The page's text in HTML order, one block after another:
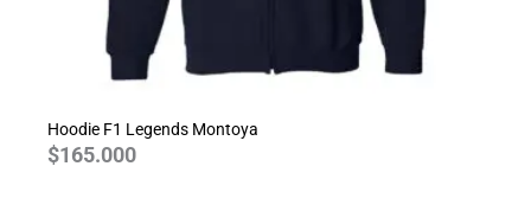
Hoodie F1 Legends Montoya
$165.000